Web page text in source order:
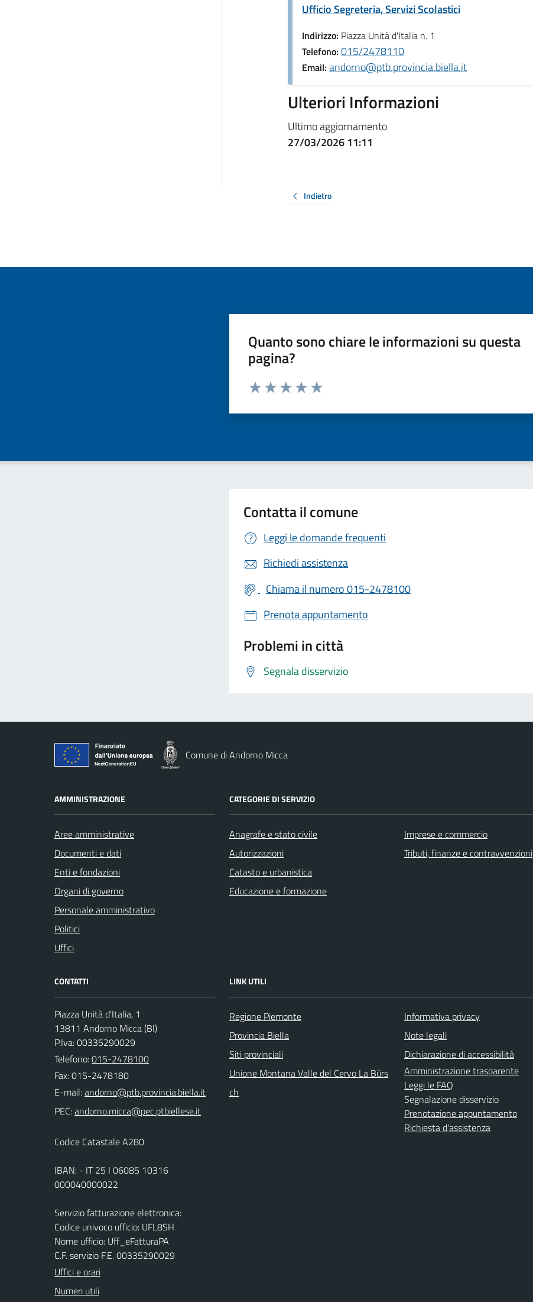
Ufficio Segreteria, Servizi Scolastici
Indirizzo: Piazza Unità d'Italia n. 1
Telefono: 015/2478110
Email: andorno@ptb.provincia.biella.it
Ulteriori Informazioni
Ultimo aggiornamento
27/03/2026 11:11
Indietro
Quanto sono chiare le informazioni su questa
pagina?
Valuta da 1 a 5 stelle la pagina
Contatta il comune
Leggi le domande frequenti
Richiedi assistenza
Chiama il numero 015-2478100
Prenota appuntamento
Problemi in città
Segnala disservizio
Comune di Andorno Micca
AMMINISTRAZIONE
Aree amministrative
Documenti e dati
Enti e fondazioni
Organi di governo
Personale amministrativo
Politici
Uffici
CATEGORIE DI SERVIZIO
Anagrafe e stato civile
Autorizzazioni
Catasto e urbanistica
Educazione e formazione
Imprese e commercio
Tributi, finanze e contravvenzioni
CONTATTI
Piazza Unità d'Italia, 1
13811 Andorno Micca (BI)
P.Iva: 00335290029
Telefono:015-2478100
Fax: 015-2478180
E-mail:
PEC:
Codice Catastale A280
IBAN: - IT 25 I 06085 10316
000040000022
Servizio fatturazione elettronica:
Codice univoco ufficio: UFL8SH
Nome ufficio: Uff_eFatturaPA
C.F. servizio F.E. 00335290029
Uffici e orari
Numeri utili
LINK UTILI
Regione Piemonte
Provincia Biella
Siti provinciali
Unione Montana Valle del Cervo La Bürs
ch
Informativa privacy
Note legali
Dichiarazione di accessibilità
Amministrazione trasparente
Leggi le FAQ
Segnalazione disservizio
Prenotazione appuntamento
Richiesta d'assistenza